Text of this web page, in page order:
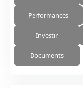
Performances
Investir
Documents